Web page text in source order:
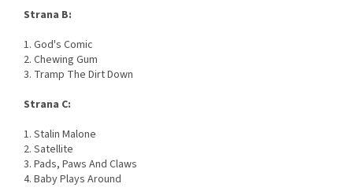
Strana B:
1. God's Comic
2. Chewing Gum
3. Tramp The Dirt Down
Strana C:
1. Stalin Malone
2. Satellite
3. Pads, Paws And Claws
4. Baby Plays Around